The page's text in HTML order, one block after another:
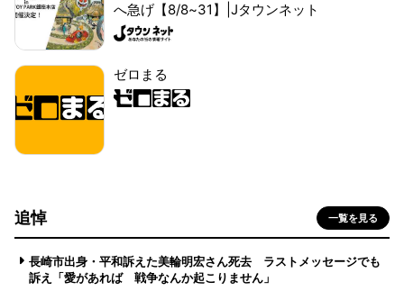
へ急げ【8/8~31】|Jタウンネット
ゼロまる
追悼 一覧を見る
長崎市出身・平和訴えた美輪明宏さん死去 ラストメッセージでも
訴え「愛があれば 戦争なんか起こりません」